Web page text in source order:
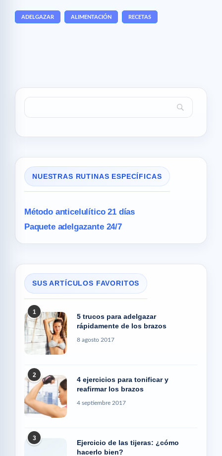
ADELGAZAR ALIMENTACIÓN RECETAS
NUESTRAS RUTINAS ESPECÍFICAS
Método anticelulítico 21 días
Paquete adelgazante 24/7
SUS ARTÍCULOS FAVORITOS
1
5 trucos para adelgazar
rápidamente de los brazos
8 agosto 2017
2
4 ejercicios para tonificar y
reafirmar los brazos
4 septiembre 2017
3
Ejercicio de las tijeras: ¿cómo
hacerlo bien?